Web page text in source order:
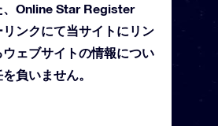
、Online Star Register
ンクにて当サイトにリン
ェブサイトの情報につい
負いません。